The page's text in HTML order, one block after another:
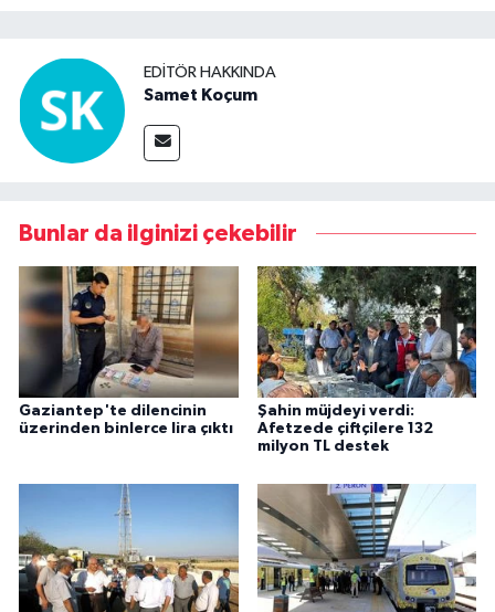
EDITÖR HAKKINDA
Samet Koçum
Bunlar da ilginizi çekebilir
Gaziantep'te dilencinin
üzerinden binlerce lira çıktı
Şahin müjdeyi verdi:
Afetzede çiftçilere 132
milyon TL destek